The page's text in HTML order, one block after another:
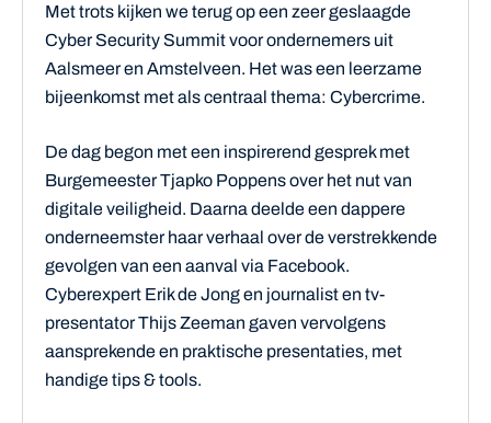
Met trots kijken we terug op een zeer geslaagde
Cyber Security Summit voor ondernemers uit
Aalsmeer en Amstelveen. Het was een leerzame
bijeenkomst met als centraal thema: Cybercrime.
De dag begon met een inspirerend gesprek met
Burgemeester Tjapko Poppens over het nut van
digitale veiligheid. Daarna deelde een dappere
onderneemster haar verhaal over de verstrekkende
gevolgen van een aanval via Facebook.
Cyberexpert Erik de Jong en journalist en tv-
presentator Thijs Zeeman gaven vervolgens
aansprekende en praktische presentaties, met
handige tips & tools.